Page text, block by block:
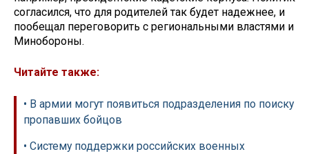
согласился, что для родителей так будет надежнее, и
пообещал переговорить с региональными властями и
Минобороны.
Читайте также:
• В армии могут появиться подразделения по поиску
пропавших бойцов
• Систему поддержки российских военных